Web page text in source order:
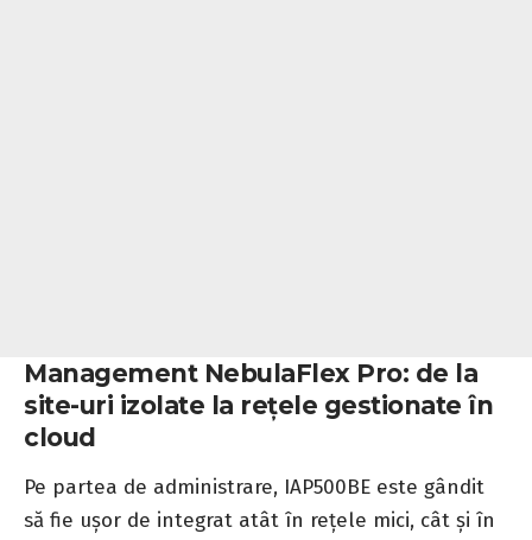
Management NebulaFlex Pro: de la
site-uri izolate la rețele gestionate în
cloud
Pe partea de administrare, IAP500BE este gândit
să fie ușor de integrat atât în rețele mici, cât și în